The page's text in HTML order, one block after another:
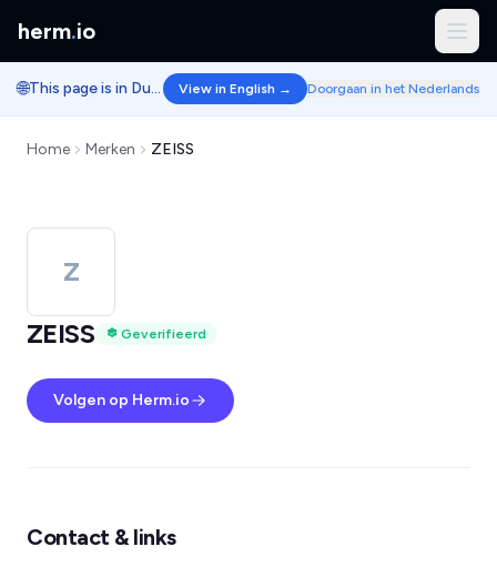
herm.io
🌐 This page is in Dutch. View in English → Doorgaan in het Nederlands
Home Merken ZEISS
Z
ZEISS
Geverifieerd
Volgen op Herm.io
Contact & links